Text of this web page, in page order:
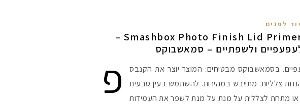
לפנים
סקירה: Smashbox Photo Finish Lid Primer –
ולשפתיים – סמאשבוקס
פ
בסמאשבוקס מבטיחים: המוצר יוצר את הקנבס
צלליות. מתייבש במהירות. להשתמש בעין טבעית
או מתחת לצללית על מנת על מנת לשפר את העמידות